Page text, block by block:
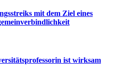
mit dem Ziel eines
ist wirksam